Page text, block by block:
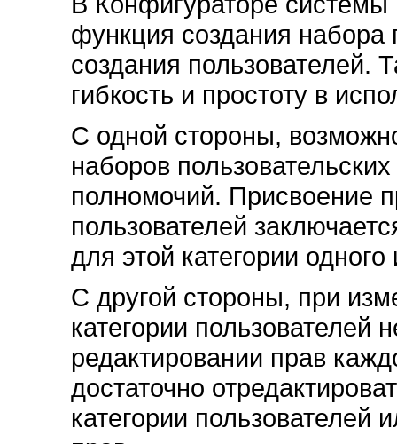
функция создания набора
создания пользователей.
гибкость и простоту в
С одной стороны,
наборов
полномочий. Присвоение
пользователей
для этой категории
С другой стороны, при
категории пользователей
редактировании прав
достаточно
категории пользователей